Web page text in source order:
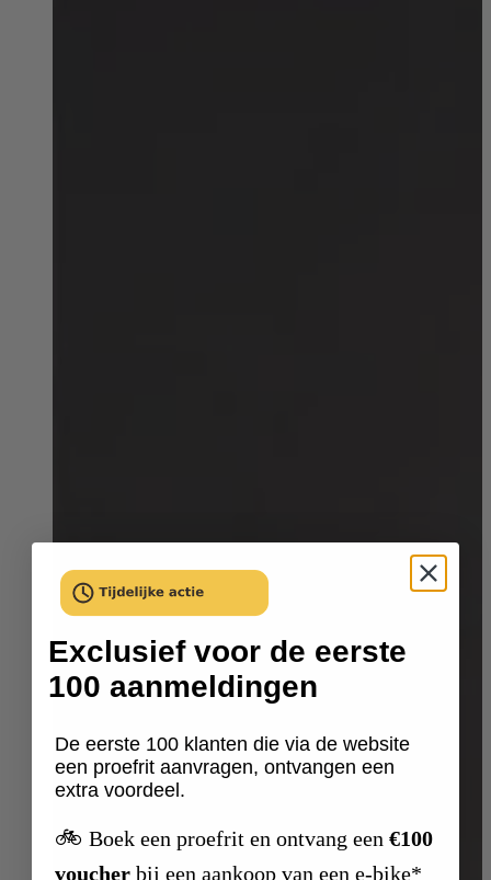
Exclusief voor de eerste
100 aanmeldingen
De eerste 100 klanten die via de website
een proefrit aanvragen, ontvangen een
extra voordeel.
🚲 Boek een proefrit en ontvang een €100
voucher bij een aankoop van een e-bike*